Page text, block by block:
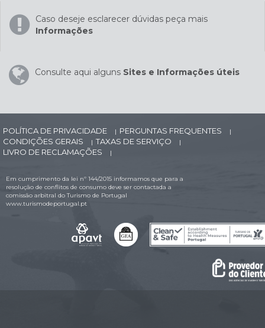
Caso deseje esclarecer dúvidas peça mais
Informações
Consulte aqui alguns Sites e Informações úteis
POLÍTICA DE PRIVACIDADE | PERGUNTAS FREQUENTES |
CONDIÇÕES GERAIS | TAXAS DE SERVIÇO |
LIVRO DE RECLAMAÇÕES |
Em cumprimento da lei nº 144/2015 informamos que para a
resolução de conflitos de consumo deve ser contactada a
comissão arbitral do Turismo de Portugal
www.turismodeportugal.pt